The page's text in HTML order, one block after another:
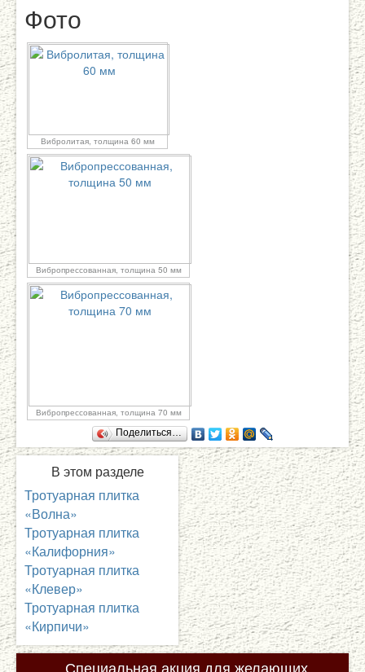
Фото
Вибролитая, толщина 60 мм
Вибропрессованная, толщина 50 мм
Вибропрессованная, толщина 70 мм
Поделиться…
В этом разделе
Тротуарная плитка
«Волна»
Тротуарная плитка
«Калифорния»
Тротуарная плитка
«Клевер»
Тротуарная плитка
«Кирпичи»
Специальная акция для желающих